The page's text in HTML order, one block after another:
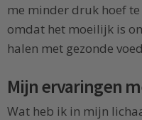
me minder druk hoef
omdat het moeilijk is
halen met gezonde
Mijn ervaringen
Wat heb ik in mijn